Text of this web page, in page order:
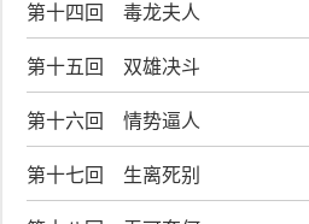
第十四回 毒龙夫人
第十五回 双雄决斗
第十六回 情势逼人
第十七回 生离死别